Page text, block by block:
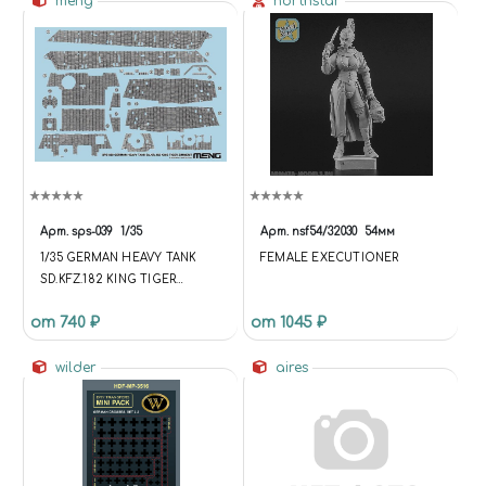
'ADDED'); });
API.EACH(DATA.COMPARE,
FUNCTION (INDEX, ITEM) {
$('[DATA-COMPARE-ID=' +
ITEM.ID + ']').ATTR('DATA-
COMPARE-STATE', 'ADDED'); }); };
UPDATE = FUNCTION {
$.AJAX('/BITRIX/TEMPLATES/U
NTEC.UNIVERSE/SYSTEM/BAS
KET.MANAGER/AJAX.PHP', {
'~COMPARE': 'Y',
'~COMPARE_NAME': 'COMPARE',
'~CACHE_TYPE': 'N'}, 'SUCCESS':
FUNCTION (RESPONSE) { DATA
= RESPONSE; RUN; } }) };
Арт. sps-039 1/35
1/35 GERMAN HEAVY TANK
SD.KFZ.182 KING TIGER
от 740 ₽
Арт. nsf54/32030 54мм
FEMALE EXECUTIONER
от 1045 ₽
wilder aires